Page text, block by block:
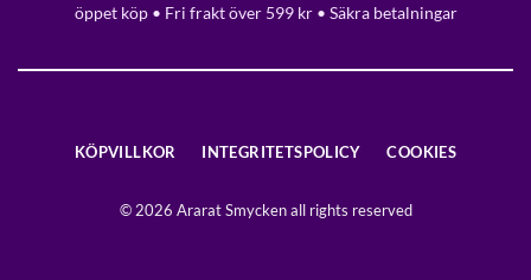
öppet köp • Fri frakt över 599 kr • Säkra betalningar
KÖPVILLKOR INTEGRITETSPOLICY COOKIES
© 2026 Ararat Smycken all rights reserved